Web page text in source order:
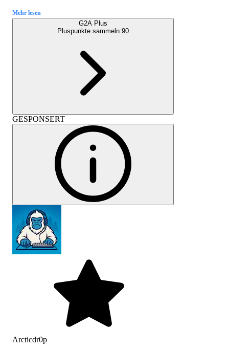
Mehr lesen
G2A Plus
Pluspunkte sammeln:90
GESPONSERT
Arcticdr0p